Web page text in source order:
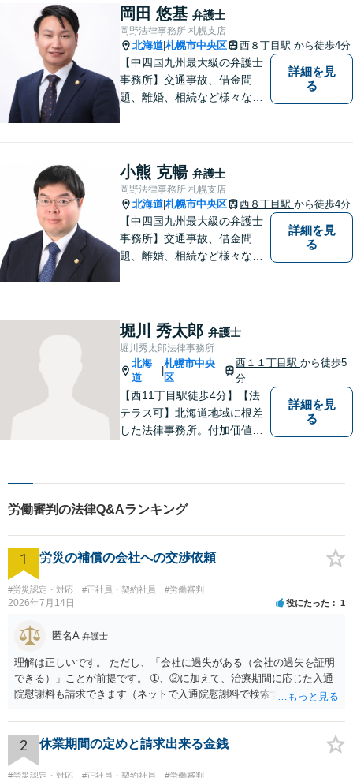
もアクセス良好。相続、交通
事故、離婚、債務整理など幅
広く対応する４０代の経験豊
富な弁護士です。
岡田 悠基 弁護士
岡野法律事務所 札幌支店
北海道 札幌市中央区 西８丁目駅 から徒歩4分
【中四国九州最大級の弁護士
事務所】交通事故、借金問
題、離婚、相続など様々な問
い！
詳細を見
る
小熊 克暢 弁護士
岡野法律事務所 札幌支店
北海道 札幌市中央区 西８丁目駅 から徒歩4分
【中四国九州最大級の弁護士
事務所】交通事故、借金問
題、離婚、相続など様々な問
い！
詳細を見
る
堀川 秀太郎 弁護士
堀川秀太郎法律事務所
北海
道
|
札幌市中央
区
西１１丁目駅から徒歩5
分
【西11丁目駅徒歩4分】【法
テラス可】北海道地域に根差
した法律事務所。付加価値の
す。信頼関係を重じて、弁護
無料相談実施】
詳細を見
る
労働審判の法律Q&Aランキング
1 労災の補償の会社への交渉依頼
#労災認定・対応 #正社員・契約社員 #労働審判
2026年7月14日 役にたった 1
匿名A 弁護士
理解は正しいです。 ただし、「会社に過失がある（会社の過失を証明
できる）」ことが前提です。 ➀、②に加えて、治療期間に応じた入通
院慰謝料も請求できます（ネットで入通院慰謝料で検索すると詳しい
後遺障害慰謝料も請求できます。これらは後遺障害の等級、あなたの
収入、年齢等で大きく変わりますので一般的にいくらとは言えませ
ん。 弁護士に依頼する費用はそれぞれの弁護士で異なるので個別に聞
いてみるしかありませんが、旧日弁連規準を使った着手金・成功報酬
2 休業期間の定めと請求出来る金銭
#労災認定・対応 #正社員・契約社員 #労働審判